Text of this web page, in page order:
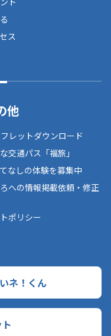
ス
他
レットダウンロード
交通パス「福旅」
なしの体験を募集中
への情報掲載依頼・修正
ポリシー
ネ！くん